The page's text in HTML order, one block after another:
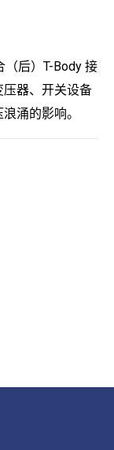
（后）T-Body 接
压器、开关设备
涌的影响。